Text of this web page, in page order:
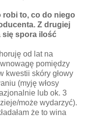
to, co do niego
Z drugiej
się spora ilość
od lat na
pomiędzy
kwestii skóry głowy
(myję włosy
lub ok. 3
może wydarzyć).
że to wina